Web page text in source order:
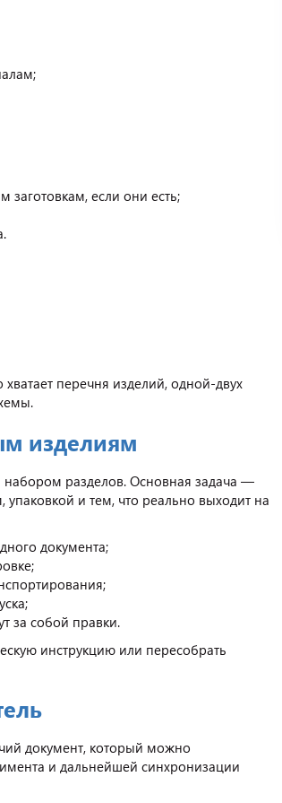
если они есть;
перечня изделий, одной-двух
изделиям
разделов. Основная задача —
упаковкой и тем, что реально выходит на
документа;
за собой правки.
инструкцию или пересобрать
документ, который можно
и дальнейшей синхронизации